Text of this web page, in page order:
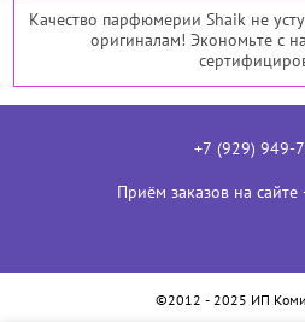
Качество парфюмерии Shaik не
оригиналам! Экономьте с
+7 (929) 949-
Приём заказов на сайте
©2012 - 2025 ИП